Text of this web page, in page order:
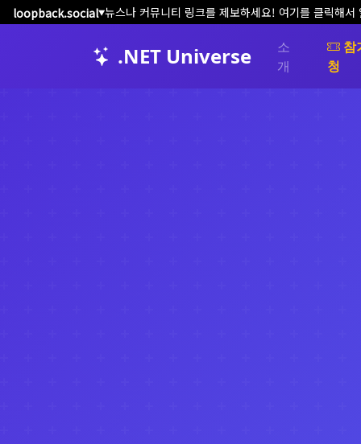
loopback.social▼뉴스나 커뮤니티 링크를 제보하세요! 여기를 클릭해서
.NET Universe
소
개
참
청